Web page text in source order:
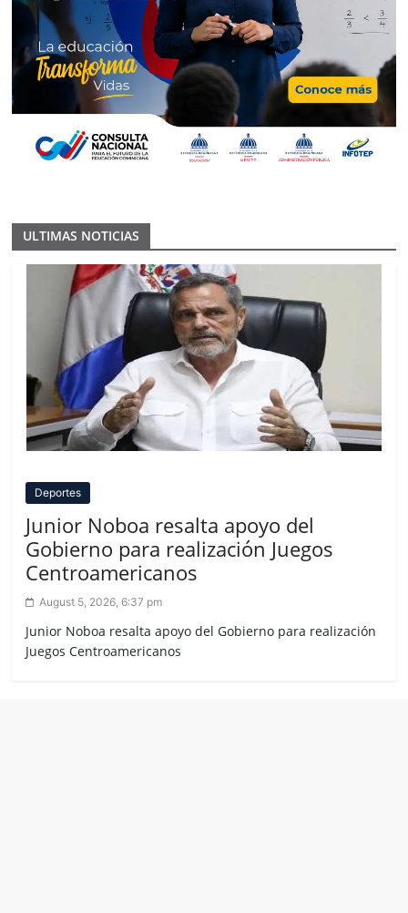
ULTIMAS NOTICIAS
Deportes
Junior Noboa resalta apoyo del
Gobierno para realización Juegos
Centroamericanos
August 5, 2026, 6:37 pm
Junior Noboa resalta apoyo del Gobierno para realización
Juegos Centroamericanos